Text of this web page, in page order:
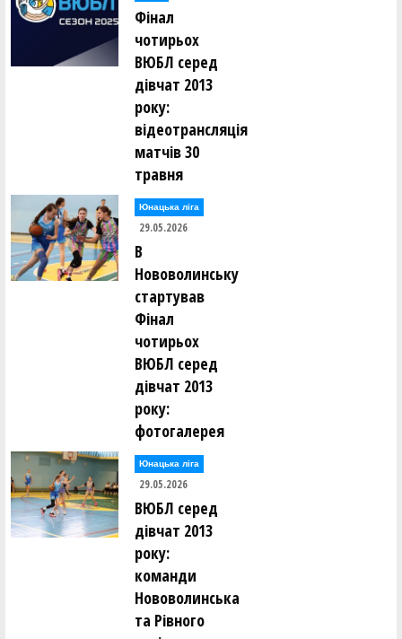
Фінал
чотирьох
ВЮБЛ серед
дівчат 2013
року:
відеотрансляція
матчів 30
травня
Юнацька ліга
29.05.2026
В
Нововолинську
стартував
Фінал
чотирьох
ВЮБЛ серед
дівчат 2013
року:
фотогалерея
Юнацька ліга
29.05.2026
ВЮБЛ серед
дівчат 2013
року:
команди
Нововолинська
та Рівного